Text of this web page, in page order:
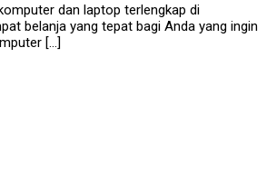
dan laptop terlengkap di
belanja yang tepat bagi Anda yang ingin
[…]